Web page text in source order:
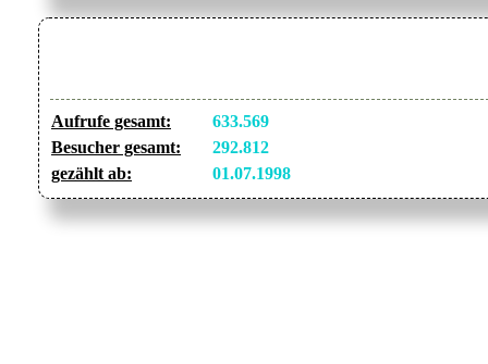
Aufrufe gesamt:
633.569
Besucher gesamt:
292.812
gezählt ab:
01.07.1998